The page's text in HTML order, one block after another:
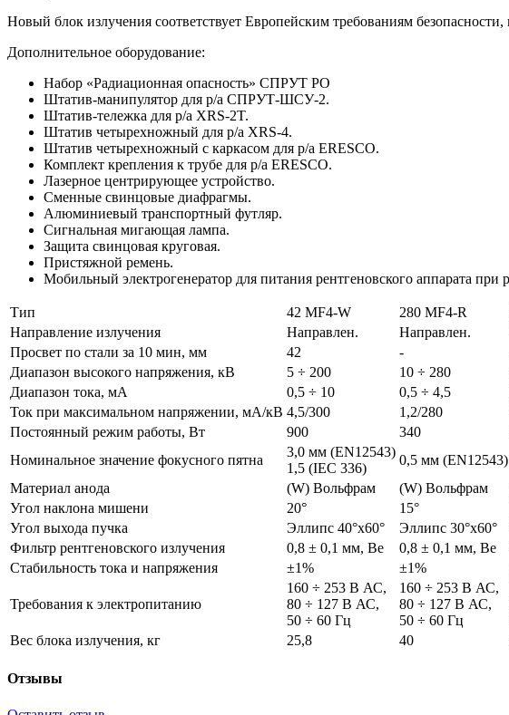
Новый блок излучения соответствует Европейским требованиям
Дополнительное оборудование:
Набор «Радиационная опасность» СПРУТ РО
Штатив-манипулятор для р/а СПРУТ-ШСУ-2.
Штатив-тележка для р/а XRS-2T.
Штатив четырехножный для р/а XRS-4.
Штатив четырехножный с каркасом для р/а ERESCO.
Комплект крепления к трубе для р/а ERESCO.
Лазерное центрирующее устройство.
Сменные свинцовые диафрагмы.
Алюминиевый транспортный футляр.
Сигнальная мигающая лампа.
Защита свинцовая круговая.
Пристяжной ремень.
Мобильный электрогенератор для питания рентгеновского аппарата при
Тип 42 MF4-W 280 MF4-R
Направление излучения
Направлен. Направлен.
Просвет по стали за 10 мин, мм
42 -
Диапазон высокого напряжения, кВ
5 ÷ 200 10 ÷ 280
Диапазон тока, мА
0,5 ÷ 10 0,5 ÷ 4,5
Ток при максимальном напряжении, мА/кВ 4,5/300 1,2/280
Постоянный режим работы, Вт
900 340
Номинальное значение фокусного пятна
3,0 мм (EN12543)
1,5 (IEC 336)
0,5 мм (EN12543)
Материал анода
(W) Вольфрам (W) Вольфрам
Угол наклона мишени
20° 15°
Угол выхода пучка
Эллипс 40°x60° Эллипс 30°x60°
Фильтр рентгеновского излучения
0,8 ± 0,1 мм, Ве 0,8 ± 0,1 мм, Ве
Стабильность тока и напряжения
±1% ±1%
Требования к электропитанию
160 ÷ 253 В АС,
80 ÷ 127 В АС,
50 ÷ 60 Гц
160 ÷ 253 В АС,
80 ÷ 127 В АС,
50 ÷ 60 Гц
Вес блока излучения, кг
25,8 40
Отзывы